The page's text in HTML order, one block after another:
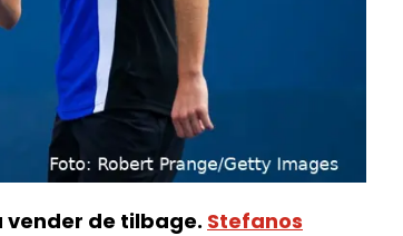
vender de tilbage. Stefanos